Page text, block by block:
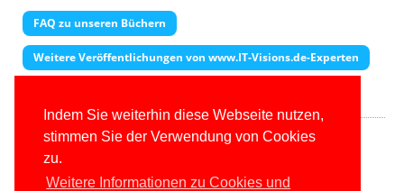
Indem Sie weiterhin diese Webseite nutzen,
stimmen Sie der Verwendung von Cookies
zu.
Weitere Informationen zu Cookies und
FAQ zu unseren Büchern
Weitere Veröffentlichungen von www.IT-Visions.de-Experten
Diese Seite enthält Partner-Links. Wenn Sie auf einen Amazon-Link
klicken und dort kaufen, erhalten wir eine Provision.